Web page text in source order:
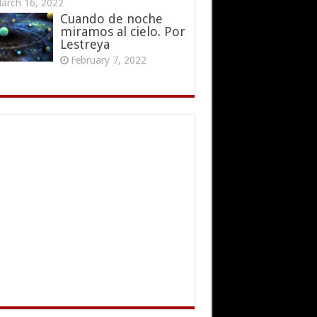
16, 2022
Cuando de noche
miramos al cielo. Por
Lestreya
February 7, 2022